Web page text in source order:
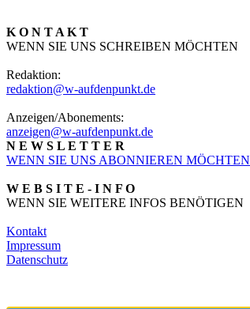
K O N T A K T
WENN SIE UNS SCHREIBEN MÖCHTEN
Redaktion:
redaktion@w-aufdenpunkt.de
Anzeigen/Abonements:
anzeigen@w-aufdenpunkt.de
N E W S L E T T E R
WENN SIE UNS ABONNIEREN MÖCHTEN
W E B S I T E - I N F O
WENN SIE WEITERE INFOS BENÖTIGEN
Kontakt
Impressum
Datenschutz